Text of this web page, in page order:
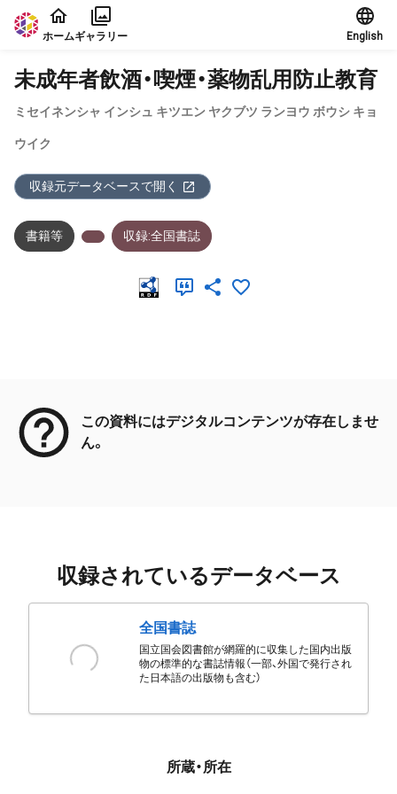
本文に飛ぶ
ホームギャラリー English
未成年者飲酒・喫煙・薬物乱用防止教育
ミセイネンシャ インシュ キツエン ヤクブツ ランヨウ ボウシ キョ
ウイク
収録元データベースで開く
書籍等 収録:全国書誌
この資料にはデジタルコンテンツが存在しませ
ん。
収録されているデータベース
全国書誌
国立国会図書館が網羅的に収集した国内出版
物の標準的な書誌情報（一部、外国で発行され
た日本語の出版物も含む）
所蔵・所在